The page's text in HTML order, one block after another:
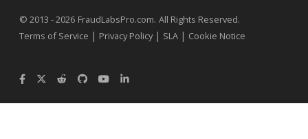
© 2013 - 2026 FraudLabsPro.com. All Rights Reserved.
Terms of Service | Privacy Policy| SLA | Cookie Notice